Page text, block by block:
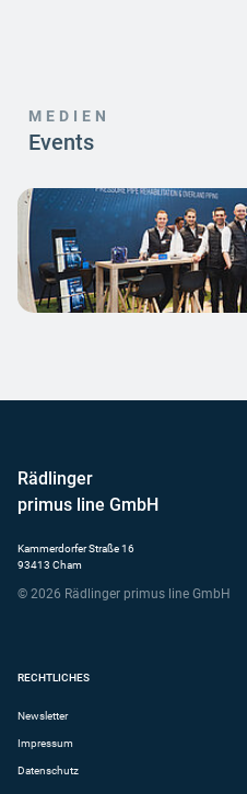
MEDIEN
Events
Rädlinger
primus line GmbH
Kammerdorfer Straße 16
93413 Cham
© 2026 Rädlinger primus line GmbH
RECHTLICHES
Newsletter
Impressum
Datenschutz